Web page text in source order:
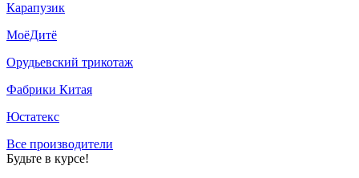
Карапузик
МоёДитё
Орудьевский трикотаж
Фабрики Китая
Юстатекс
Все производители
Будьте в курсе!